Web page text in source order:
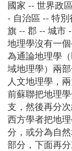
國家 -- 世界政
- 自治區 -- 特
旗 -- 郡 -- 城市
地理學沒有一
為通論地理學
域地理學）兩
人文地理學，
前蘇聯把地理
支，然後再分次
西方學者把地
分，或分為自
部分，下面再分